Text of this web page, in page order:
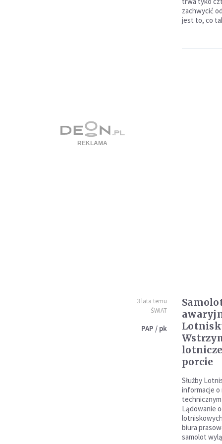
zachwycić
jest to, co
3 lata temu
ŚWIAT
PAP / pk
porcie
Służby
informacje o
Lądowanie
biura
samolot